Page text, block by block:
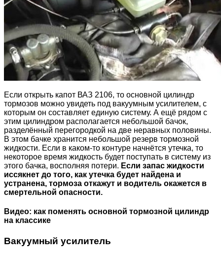
Если открыть капот ВАЗ 2106, то основной цилиндр
тормозов можно увидеть под вакуумным усилителем, с
которым он составляет единую систему. А ещё рядом с
этим цилиндром располагается небольшой бачок,
разделённый перегородкой на две неравных половины.
В этом бачке хранится небольшой резерв тормозной
жидкости. Если в каком-то контуре начнётся утечка, то
некоторое время жидкость будет поступать в систему из
этого бачка, восполняя потери. Если запас жидкости
иссякнет до того, как утечка будет найдена и
устранена, тормоза откажут и водитель окажется в
смертельной опасности.
Видео: как поменять основной тормозной цилиндр
на классике
Вакуумный усилитель